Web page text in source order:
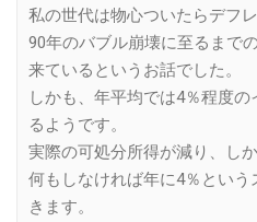
私の世代は物心ついたらデフ
90年のバブル崩壊に至るまで
来ているというお話でした。
しかも、年平均では4％程度
るようです。
実際の可処分所得が減り、し
何もしなければ年に4％とい
きます。